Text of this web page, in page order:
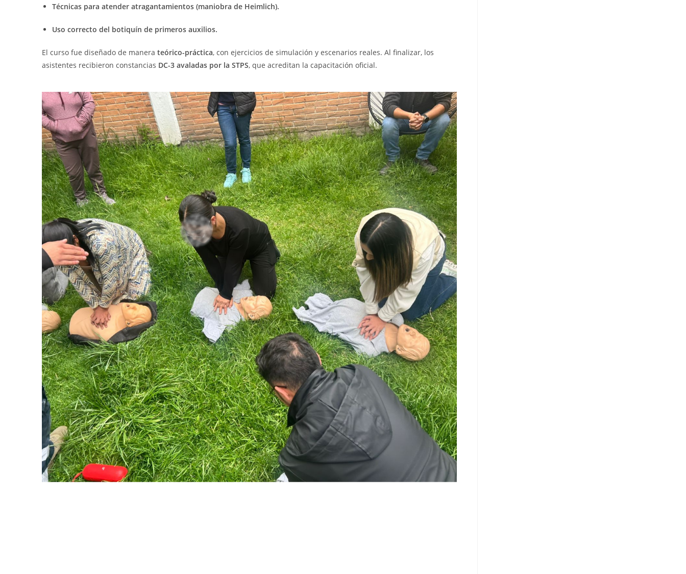
Técnicas para atender atragantamientos (maniobra de Heimlich).
Uso correcto del botiquín de primeros auxilios.
El curso fue diseñado de manera teórico-práctica, con ejercicios de simulación y escenarios reales. Al finalizar, los
asistentes recibieron constancias DC-3 avaladas por la STPS, que acreditan la capacitación oficial.